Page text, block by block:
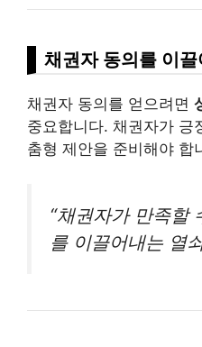
채권자 동의를 이끌
채권자 동의를 얻으려면
중요합니다. 채권자가 긍
춤형 제안을 준비해야 합
“채권자가 만족할
를 이끌어내는 열